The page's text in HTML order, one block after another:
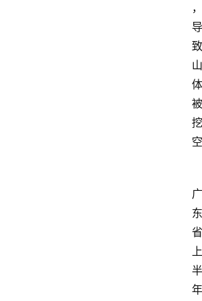
，
导
致
山
体
被
挖
空
广
东
省
上
半
年